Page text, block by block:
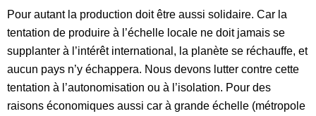
Pour autant la production doit être aussi solidaire. Car la
tentation de produire à l’échelle locale ne doit jamais se
supplanter à l’intérêt international, la planète se réchauffe, et
aucun pays n’y échappera. Nous devons lutter contre cette
tentation à l’autonomisation ou à l’isolation. Pour des
raisons économiques aussi car à grande échelle (métropole